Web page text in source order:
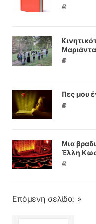
Πες μου
Μια
Έλλη
Επόμενη σελίδα: »